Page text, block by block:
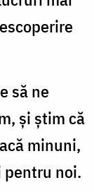
să ne
și știm că
minuni,
pentru noi.